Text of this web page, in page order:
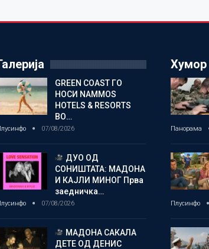
GREEN COAST ГО
НОСИ NAMMOS
HOTELS & RESORTS
ВО…
07/08/2026
ДУО ОД
СОНИШТАТА: МАДОНА
И КАЈЛИ МИНОГ Прва
заедничка…
07/08/2026
МАДОНА САКАЛА
ДЕТЕ ОД ДЕНИС
Хумор
Панорама
Плусинфо